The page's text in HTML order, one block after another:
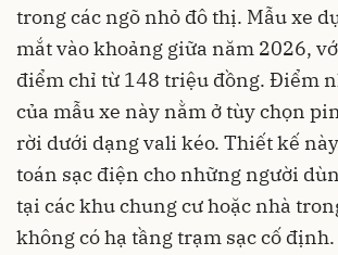
trong các ngõ nhỏ đô thị. Mẫu xe
mắt vào khoảng giữa năm 2026,
điểm chỉ từ 148 triệu đồng. Điểm
của mẫu xe này nằm ở tùy chọn
rời dưới dạng vali kéo. Thiết kế
toán sạc điện cho những người
tại các khu chung cư hoặc nhà
không có hạ tầng trạm sạc cố